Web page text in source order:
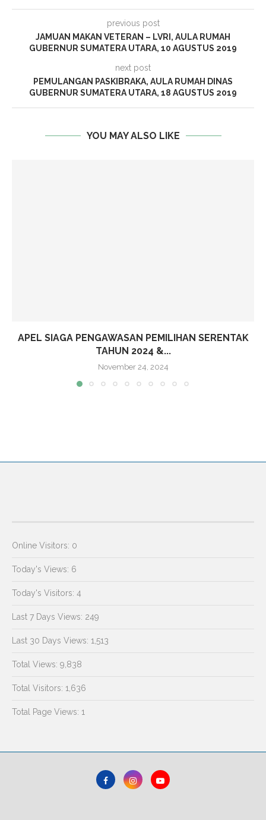
previous post
JAMUAN MAKAN VETERAN – LVRI, AULA RUMAH
GUBERNUR SUMATERA UTARA, 10 AGUSTUS 2019
next post
PEMULANGAN PASKIBRAKA, AULA RUMAH DINAS
GUBERNUR SUMATERA UTARA, 18 AGUSTUS 2019
YOU MAY ALSO LIKE
APEL SIAGA PENGAWASAN PEMILIHAN SERENTAK
TAHUN 2024 &...
November 24, 2024
Online Visitors: 0
Today's Views: 6
Today's Visitors: 4
Last 7 Days Views: 249
Last 30 Days Views: 1,513
Total Views: 9,838
Total Visitors: 1,636
Total Page Views: 1